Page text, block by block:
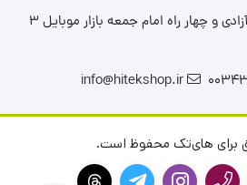
کرمان: حدفاصل میدان آزادی و چهار راه امام جمعه بازار موبایل ۳
info@hitekshop.ir
برای های‌تک محفوظ است.